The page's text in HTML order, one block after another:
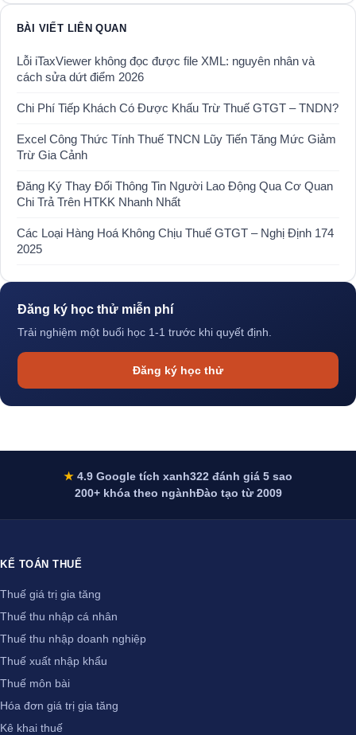
BÀI VIẾT LIÊN QUAN
Lỗi iTaxViewer không đọc được file XML: nguyên nhân và
cách sửa dứt điểm 2026
Chi Phí Tiếp Khách Có Được Khấu Trừ Thuế GTGT – TNDN?
Excel Công Thức Tính Thuế TNCN Lũy Tiến Tăng Mức Giảm
Trừ Gia Cảnh
Đăng Ký Thay Đổi Thông Tin Người Lao Động Qua Cơ Quan
Chi Trả Trên HTKK Nhanh Nhất
Các Loại Hàng Hoá Không Chịu Thuế GTGT – Nghị Định 174
2025
Đăng ký học thử miễn phí
Trải nghiệm một buổi học 1-1 trước khi quyết định.
Đăng ký học thử
★ 4.9 Google tích xanh322 đánh giá 5 sao
200+ khóa theo ngànhĐào tạo từ 2009
KẾ TOÁN THUẾ
Thuế giá trị gia tăng
Thuế thu nhập cá nhân
Thuế thu nhập doanh nghiệp
Thuế xuất nhập khẩu
Thuế môn bài
Hóa đơn giá trị gia tăng
Kê khai thuế